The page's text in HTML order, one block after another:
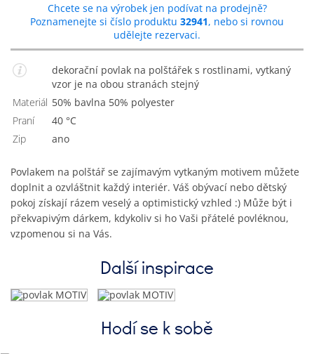
Chcete se na výrobek jen podívat na prodejně?
Poznamenejte si číslo produktu 32941, nebo si rovnou
udělejte rezervaci.
dekorační povlak na polštářek s rostlinami, vytkaný
vzor je na obou stranách stejný
Materiál
50% bavlna 50% polyester
Praní
40 °C
Zip
Ano
Povlakem na polštář se zajímavým vytkaným motivem můžete
doplnit a ozvláštnit každý interiér. Váš obývací nebo dětský
pokoj získají rázem veselý a optimistický vzhled :) Může být i
překvapivým dárkem, kdykoliv si ho Vaši přátelé povléknou,
vzpomenou si na Vás.
Další inspirace
Hodí se k sobě